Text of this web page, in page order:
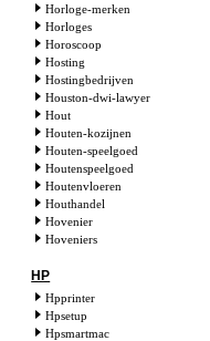
Horloge-merken
Horloges
Horoscoop
Hosting
Hostingbedrijven
Houston-dwi-lawyer
Hout
Houten-kozijnen
Houten-speelgoed
Houtenspeelgoed
Houtenvloeren
Houthandel
Hovenier
Hoveniers
HP
Hpprinter
Hpsetup
Hpsmartmac